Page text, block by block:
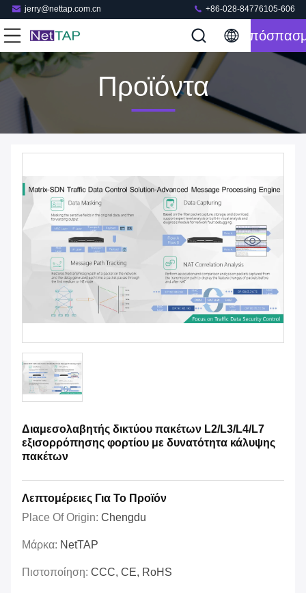
jerry@nettap.com.cn +86-028-84776105-606
Προϊόντα
Διαμεσολαβητής δικτύου πακέτων L2/L3/L4/L7
εξισορρόπησης φορτίου με δυνατότητα κάλυψης
πακέτων
Λεπτομέρειες Για Το Προϊόν
Place Of Origin: Chengdu
Μάρκα: NetTAP
Πιστοποίηση: CCC, CE, RoHS